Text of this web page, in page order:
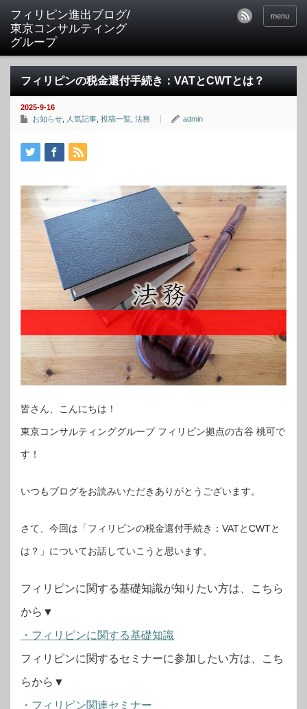
フィリピン進出ブログ/
東京コンサルティング
グループ
menu
フィリピンの税金還付手続き：VATとCWTとは？
2025-9-16
お知らせ
人気記事 投稿一覧 法務 admin
皆さん、こんにちは！
東京コンサルティンググループ フィリピン拠点の古谷 桃可で
す！
いつもブログをお読みいただきありがとうございます。
さて、今回は「フィリピンの税金還付手続き：VATとCWTと
は？」についてお話していこうと思います。
フィリピンに関する基礎知識が知りたい方は、こちら
から▼
・フィリピンに関する基礎知識
フィリピンに関するセミナーに参加したい方は、こち
らから▼
・フィリピン関連セミナー